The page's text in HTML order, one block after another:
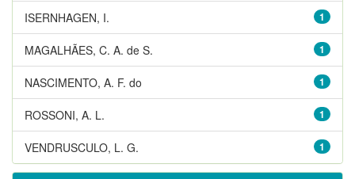
1
ISERNHAGEN, I.
1
MAGALHÃES, C. A. de S.
1
NASCIMENTO, A. F. do
1
ROSSONI, A. L.
1
VENDRUSCULO, L. G.